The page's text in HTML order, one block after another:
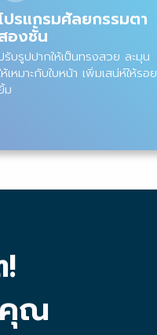
ปรแกรมศัลยกรรมตา
องชั้น
รับรูปปากให้เป็นทรงสวย ละมุน
ห้เหมาะกับใบหน้า เพิ่มเสน่ห์ให้รอย
ม
ณ